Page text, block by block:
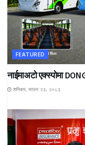
FEATURED
नाईमाअटो एक्स्पोमा
शनिबार, साउन २३, २०८३